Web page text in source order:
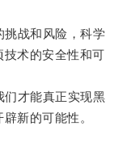
战和风险，科学
术的安全性和可
才能真正实现黑
新的可能性。